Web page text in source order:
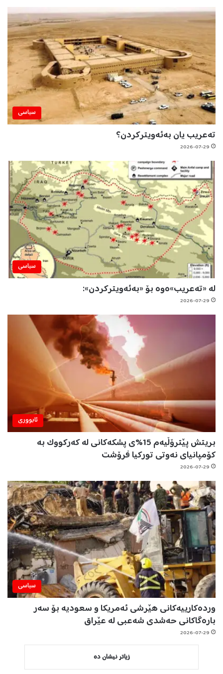
سیاسی
تەعریب یان بەئەویترکردن؟
2026-07-29
سیاسی
لە «تەعریب»ەوە بۆ «بەئەویترکردن»:
2026-07-29
ئابووری
بریتش پێترۆڵیەم 15%ی پشکەکانی لە کەرکووک بە
کۆمپانیای نەوتی تورکیا فرۆشت
2026-07-29
سیاسی
وردەکارییەکانی هێرشی ئەمریکا و سعودیە بۆ سەر
بارەگاکانی حەشدی شەعبی لە عێراق
2026-07-29
زیاتر نیشان دە